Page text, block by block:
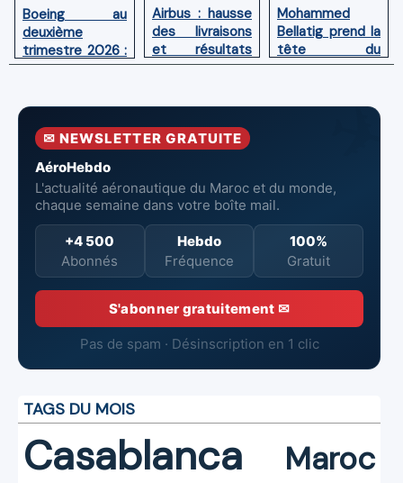
Boeing au
deuxième
trimestre 2026 :
Chiffre d'affaires
pertes nettes
Airbus : hausse
des livraisons
et résultats
financiers
premier
Mohammed
Bellatig prend la
tête du
Groupement
Marocaines
✉ NEWSLETTER GRATUITE
AéroHebdo
L'actualité aéronautique du Maroc et du monde,
chaque semaine dans votre boîte mail.
+4 500
Abonnés
Hebdo
Fréquence
100%
Gratuit
S'abonner gratuitement ✉
Pas de spam · Désinscription en 1 clic
TAGS DU MOIS
Casablanca Maroc